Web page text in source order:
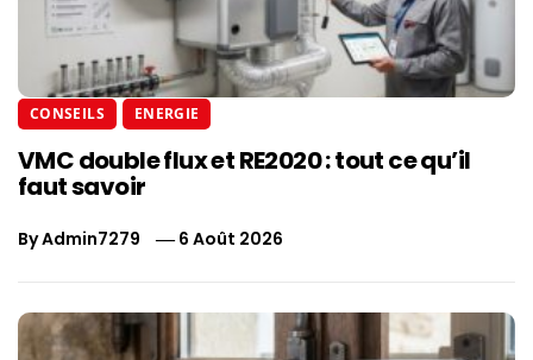
CONSEILS ENERGIE
VMC double flux et RE2020 : tout ce qu’il
faut savoir
ByAdmin7279 6 Août 2026